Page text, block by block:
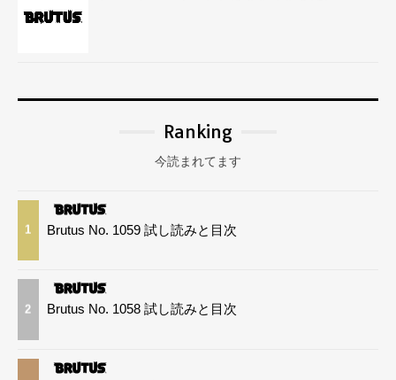
Ranking
今読まれてます
1 Brutus No. 1059 試し読みと目次
2 Brutus No. 1058 試し読みと目次